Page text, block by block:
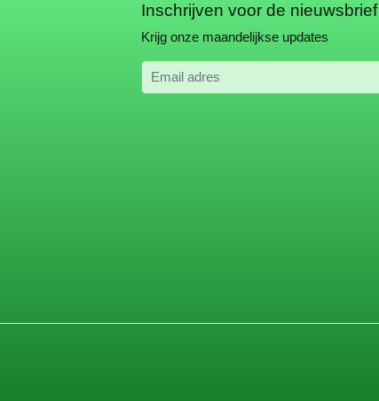
Inschrijven voor de nieuwsbrief
Krijg onze maandelijkse updates
Email adres